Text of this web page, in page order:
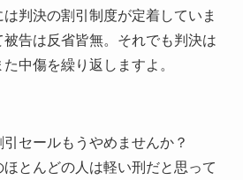
判決の割引制度が定着していま
告は反省皆無。それでも判決は
中傷を繰り返しますよ。
セールもうやめませんか？
ほとんどの人は軽い刑だと思って